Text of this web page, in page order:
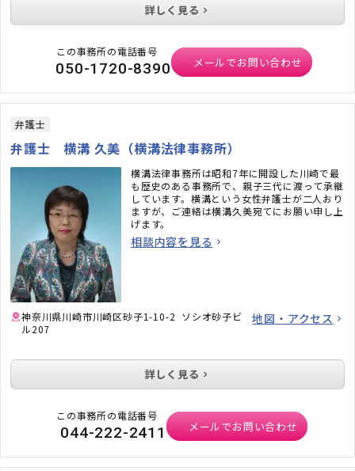
詳しく見る
この事務所の電話番号
050-1720-8390 メールでお問い合わせ
弁護士
弁護士 横溝 久美（横溝法律事務所）
横溝法律事務所は昭和7年に開設した川崎で最
も歴史のある事務所で、親子三代に渡って承継
しています。横溝という女性弁護士が二人おり
ますが、ご連絡は横溝久美宛てにお願い申し上
げます。
相談内容を見る
神奈川県川崎市川崎区砂子1-10-2 ソシオ砂子ビ
ル207
地図・アクセス
詳しく見る
この事務所の電話番号
044-222-2411 メールでお問い合わせ